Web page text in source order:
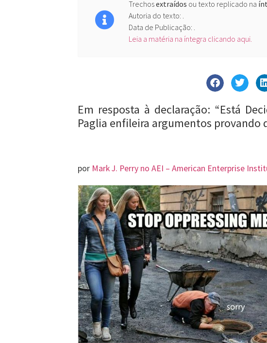
Trechosextraídos ou texto replicado na
Autoria do texto: .
Data de Publicação: .
Leia a matéria na íntegra clicando aqui.
Em resposta à declaração: “Está
Paglia enfileira argumentos provando
por Mark J. Perry no AEI – American Enterprise